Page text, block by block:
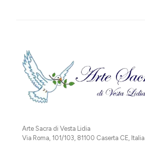
Arte Sacra di Vesta Lidia
Via Roma, 101/103, 81100 Caserta CE, Italia